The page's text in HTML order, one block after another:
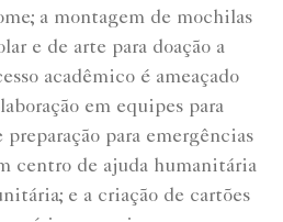
a montagem de mochilas
e de arte para doação a
acadêmico é ameaçado
em equipes para
para emergências
centro de ajuda humanitária
e a criação de cartões